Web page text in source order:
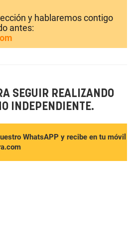
y hablaremos contigo
antes:
SEGUIR REALIZANDO
INDEPENDIENTE.
WhatsAPP y recibe en tu móvil